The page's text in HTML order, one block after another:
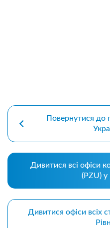
Повернутися до
Дивитися всі офіси
(PZU) у
Дивитися офіси всіх